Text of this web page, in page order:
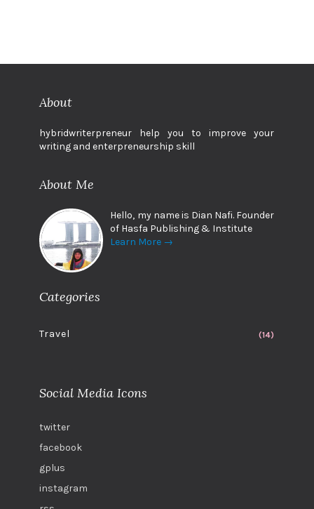
About
hybridwriterpreneur help you to improve your
writing and enterpreneurship skill
About Me
Hello, my name is Dian Nafi. Founder
of Hasfa Publishing & Institute
Learn More →
Categories
Travel (14)
Social Media Icons
twitter
facebook
gplus
instagram